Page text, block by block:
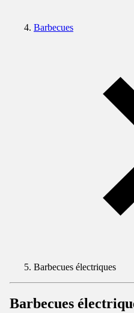
Barbecues
Barbecues électriques
Barbecues